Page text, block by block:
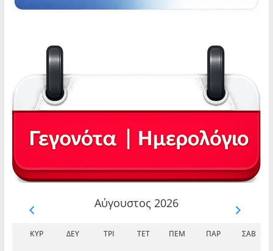
Αύγουστος 2026
ΚΥΡ ΔΕΥ ΤΡΊ ΤΕΤ ΠΈΜ ΠΑΡ ΣΆΒ